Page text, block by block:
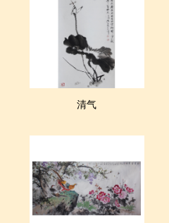
友情链接
联系我们
清气